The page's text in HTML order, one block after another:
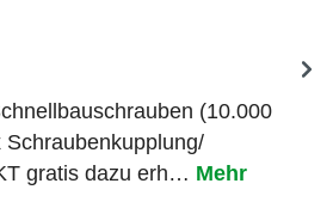
(10.000
gratis dazu erh… Mehr